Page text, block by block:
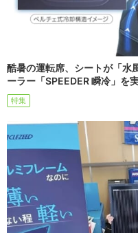
酷暑の運転席、シートが「水
ーラー「SPEEDER 瞬冷」を
特集